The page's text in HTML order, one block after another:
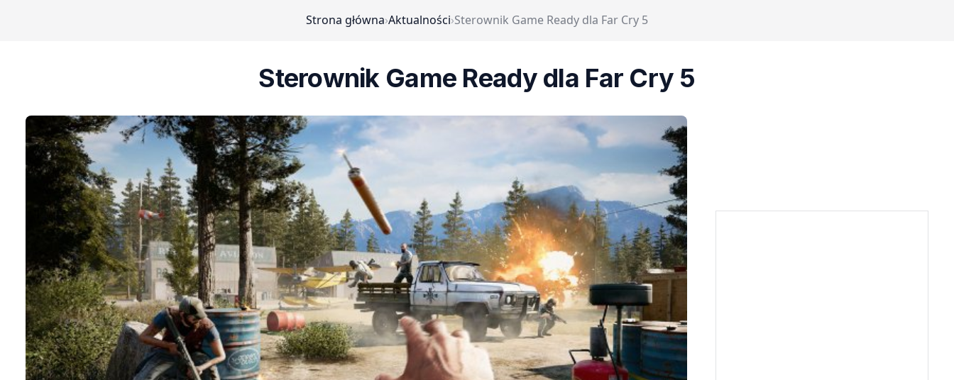
Strona główna›Aktualności›Sterownik Game Ready dla Far Cry 5
Sterownik Game Ready dla Far Cry 5